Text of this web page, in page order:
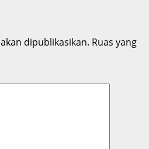
dipublikasikan. Ruas yang